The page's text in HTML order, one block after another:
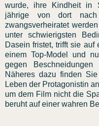
wurde, ihre Kindheit in
jährige von dort
zwangsverheiratet
unter schwierigsten
Dasein fristet, trifft sie auf
einem Top-Model und
gegen
Näheres dazu finden
Leben der Protagonistin
um dem Film nicht die
beruht auf einer wahren